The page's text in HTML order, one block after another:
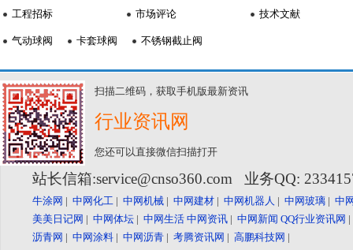
工程招标 市场评论 技术文献
气动球阀 卡套球阀 不锈钢截止阀
扫描二维码，获取手机版最新资讯
行业资讯网
您还可以直接微信扫描打开
站长信箱:service@cnso360.com 业务QQ:
牛涂网 | 中网化工 | 中网机械 | 中网建材 | 中网机器人 | 中网玻璃 | 中
美美日记网 | 中网体坛 | 中网生活 中网资讯 | 中网新闻 QQ行业资讯网
沥青网 | 中网涂料 | 中网沥青 | 考腾资讯网 | 高鹏科技网 |